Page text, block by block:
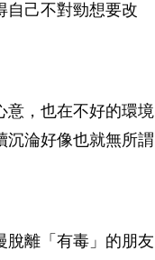
自己不對勁想要改
意，也在不好的環境
沉淪好像也就無所謂
脫離「有毒」的朋友